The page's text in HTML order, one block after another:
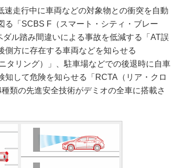
走行中に車両などの対象物との衝突を自動
る「SCBS F（スマート・シティ・ブレー
ル踏み間違いによる事故を低減する「AT誤
側方に存在する車両などを知らせる
タリング）」、駐車場などでの後退時に自車
して危険を知らせる「RCTA（リア・クロ
類の先進安全技術がデミオの全車に搭載さ